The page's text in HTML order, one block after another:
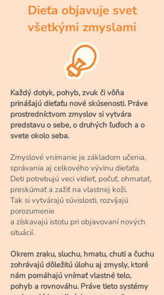
Dieťa objavuje svet
všetkými zmyslami
Každý dotyk, pohyb, zvuk či vôňa
prinášajú dieťaťu nové skúsenosti. Práve
prostredníctvom zmyslov si vytvára
predstavu o sebe, o druhých ľuďoch a o
svete okolo seba.
Zmyslové vnímanie je základom učenia,
správania aj celkového vývinu dieťaťa.
Deti potrebujú veci vidieť, počuť, ohmatať,
preskúmať a zažiť na vlastnej koži.
Tak si vytvárajú súvislosti, rozvíjajú
porozumenie
a získavajú istotu pri objavovaní nových
situácií.
Okrem zraku, sluchu, hmatu, chuti a čuchu
zohrávajú dôležitú úlohu aj zmysly, ktoré
nám pomáhajú vnímať vlastné telo,
pohyb a rovnováhu. Práve tieto systémy